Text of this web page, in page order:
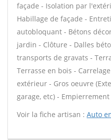
façade - Isolation par
Habillage de façade -
autobloquant - Bétons
jardin - Clôture - Dalles
transports de gravats -
Terrasse en bois -
extérieur - Gros oeuvre
garage, etc) - Empierrement
Voir la fiche artisan : Auto